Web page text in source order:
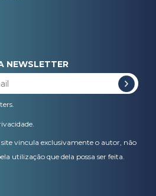
NEWSLETTER
.
vincula exclusivamente o autor, não
utilização que dela possa ser feita.